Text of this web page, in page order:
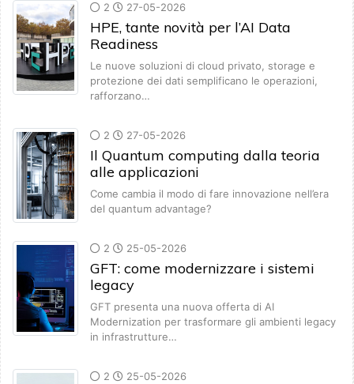
2 27-05-2026
HPE, tante novità per l’AI Data
Readiness
Le nuove soluzioni di cloud privato, storage e
protezione dei dati semplificano le operazioni,
rafforzano…
2 27-05-2026
Il Quantum computing dalla teoria
alle applicazioni
Come cambia il modo di fare innovazione nell’era
del quantum advantage?
2 25-05-2026
GFT: come modernizzare i sistemi
legacy
GFT presenta una nuova offerta di AI
Modernization per trasformare gli ambienti legacy
in infrastrutture…
2 25-05-2026